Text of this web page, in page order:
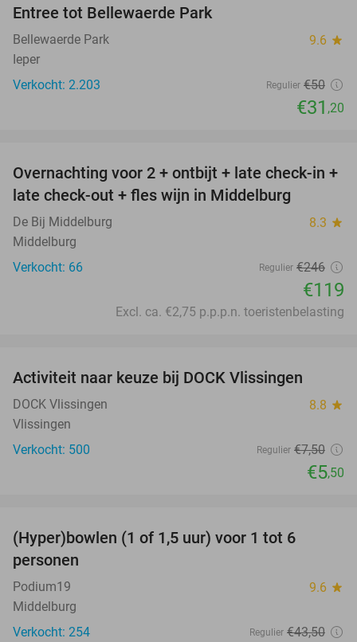
Entree tot Bellewaerde Park
Bellewaerde Park 9.6 star
Ieper
Verkocht: 2.203
Regulier €50
€31 ,20
52%
Overnachting voor 2 + ontbijt + late check-in +
late check-out + fles wijn in Middelburg
De Bij Middelburg 8.3 star
Middelburg
Verkocht: 66
Regulier €246
€119
Excl. ca. €2,75 p.p.p.n. toeristenbelasting
Activiteit naar keuze bij DOCK Vlissingen
DOCK Vlissingen 8.8 star
Vlissingen
Verkocht: 500
Regulier €7,50
€5,50
(Hyper)bowlen (1 of 1,5 uur) voor 1 tot 6
personen
Podium19 9.6 star
Middelburg
Verkocht: 254
Regulier €43,50